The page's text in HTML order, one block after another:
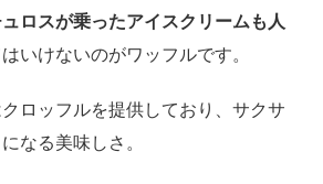
ロスが乗ったアイスクリームも人
いけないのがワッフルです。
ロッフルを提供しており、サクサ
なる美味しさ。